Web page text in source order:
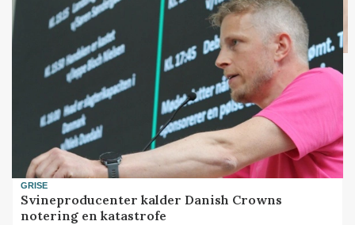
GRISE
Svineproducenter kalder Danish Crowns
notering en katastrofe